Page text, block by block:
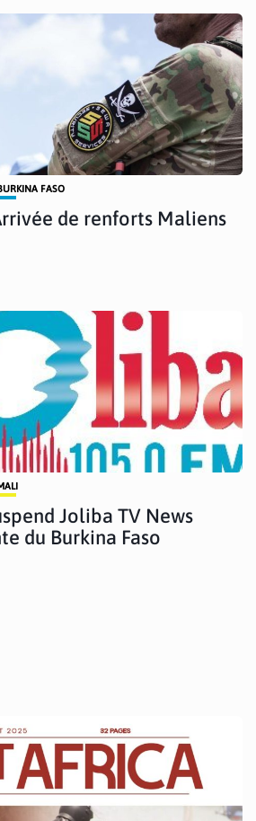
FASO
de renforts Maliens
Joliba TV News
du Burkina Faso